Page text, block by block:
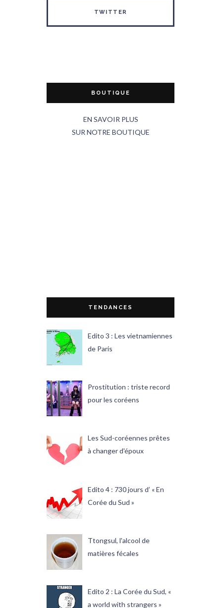
TWITTER
BOUTIQUE
EN SAVOIR PLUS
SUR NOTRE BOUTIQUE
TENDANCES
Edito 3 : Les vietnamiennes
de Paris
Prostitution : triste record
pour les coréens
Les Sud-coréennes prêtes
à changer d'époux
Edito 4 : 730 jours d’ « En
Corée du Sud »
Ttongsul, l'alcool de
matières fécales
Edito 2 : La Corée du Sud, «
a world with strangers »